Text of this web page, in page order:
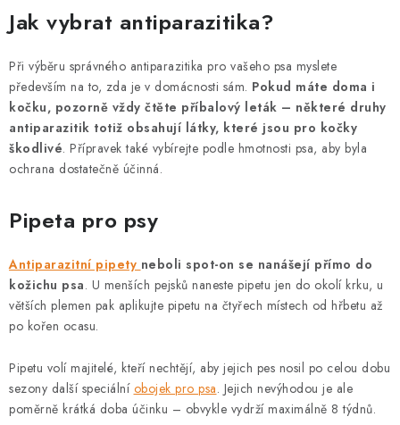
v
l
á
d
a
c
í
p
v
y
v
ý
p
i
s
u
Jak vybrat antiparazitika?
Při výběru správného antiparazitika pro vašeho psa myslete
především na to, zda je v domácnosti sám. Pokud máte doma i
kočku, pozorně vždy čtěte příbalový leták – některé druhy
antiparazitik totiž obsahují látky, které jsou pro kočky
škodlivé. Přípravek také vybírejte podle hmotnosti psa, aby byla
ochrana dostatečně účinná.
Pipeta pro psy
Antiparazitní pipety neboli spot-on se nanášejí přímo do
kožichu psa. U menších pejsků naneste pipetu jen do okolí krku, u
větších plemen pak aplikujte pipetu na čtyřech místech od hřbetu až
po kořen ocasu.
Pipetu volí majitelé, kteří nechtějí, aby jejich pes nosil po celou dobu
sezony další speciální obojek pro psa. Jejich nevýhodou je ale
poměrně krátká doba účinku – obvykle vydrží maximálně 8 týdnů.